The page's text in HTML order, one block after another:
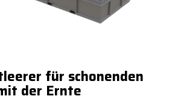
für schonenden
der Ernte